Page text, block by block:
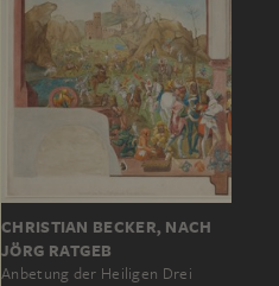
CHRISTIAN BECKER, NACH
JÖRG RATGEB
Anbetung der Heiligen Drei